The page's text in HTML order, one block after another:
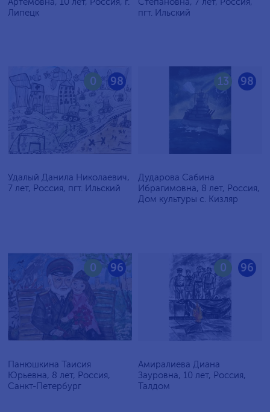
Липецк
пгт. Ильский
98
0
Удалый Данила Николаевич,
7 лет, Россия, пгт. Ильский
98
13
Дударова Сабина
Ибрагимовна, 8 лет, Россия,
Дом культуры с. Кизляр
96
0
Панюшкина Таисия
Юрьевна, 8 лет, Россия,
Санкт-Петербург
96
0
Амиралиева Диана
Зауровна, 10 лет, Россия,
Талдом